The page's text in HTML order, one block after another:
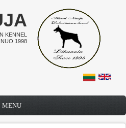
KENNEL
NUO 1998
MENU